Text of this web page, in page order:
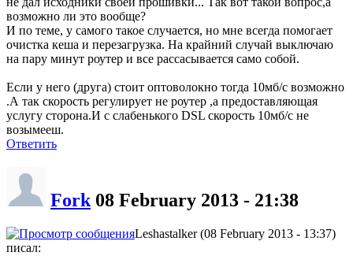
возможно ли это вообще?
И по теме, у самого такое случается, но мне всегда помогает
очистка кеша и перезагрузка. На крайний случай выключаю
на пару минут роутер и все рассасывается само собой.
Если у него (друга) стоит оптоволокно тогда 10мб/с возможно
.А так скорость регулирует не роутер ,а предоставляющая
услугу сторона.И с слабенького DSL скорость 10мб/с не
возымееш.
Ответить
Fork 08 February 2013 - 21:38
Leshastalker (08 February 2013 - 13:37)
писал: